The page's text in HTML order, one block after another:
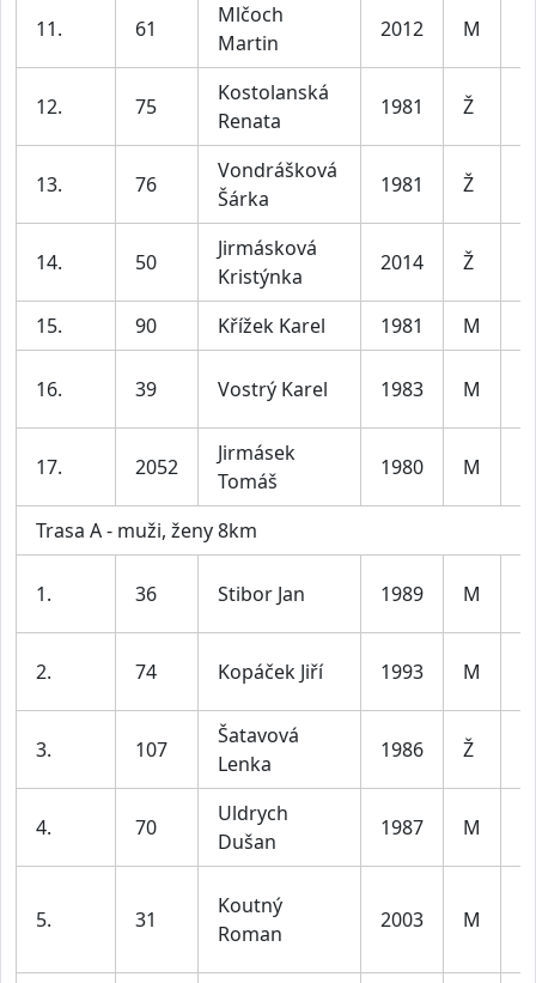
11. 61
Mlčoch
Martin
2012 M
12. 75
Kostolanská
Renata
1981 Ž
13. 76
Vondrášková
Šárka
1981 Ž
14. 50
Jirmásková
Kristýnka
2014 Ž
15. 90 Křížek Karel 1981 M
16. 39 Vostrý Karel 1983 M
17. 2052
Jirmásek
Tomáš
1980 M
Trasa A - muži, ženy 8km
1. 36 Stibor Jan 1989 M
2. 74 Kopáček Jiří 1993 M
3. 107
Šatavová
Lenka
1986 Ž
4. 70
Uldrych
Dušan
1987 M
5. 31
Koutný
Roman
2003 M